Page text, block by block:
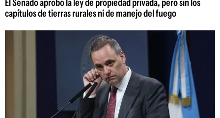
El Senado aprobó la ley de propiedad privada, pero sin los
capítulos de tierras rurales ni de manejo del fuego